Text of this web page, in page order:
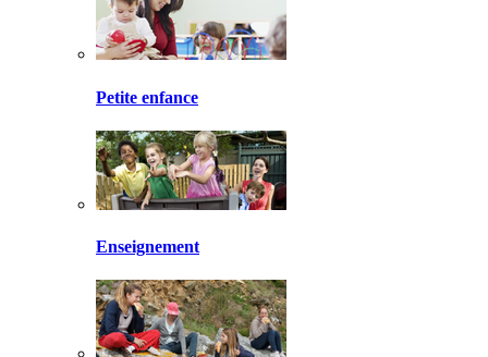
Petite enfance
Enseignement